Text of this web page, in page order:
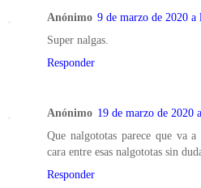
Anónimo 9 de marzo de 2020 a
Super nalgas.
Responder
Anónimo 19 de marzo de 2020
Que nalgototas parece que va
cara entre esas nalgototas sin
Responder